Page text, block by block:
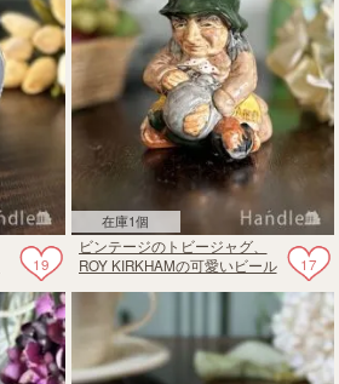
19
在庫1個
17
ビンテージのトビージャグ、
ROY KIRKHAMの可愛いビール